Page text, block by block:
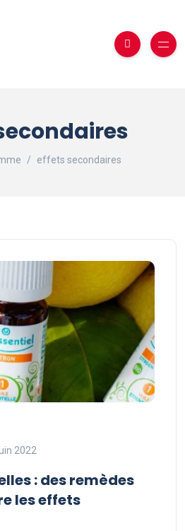
effets secondaires
2022
: des remèdes
les effets